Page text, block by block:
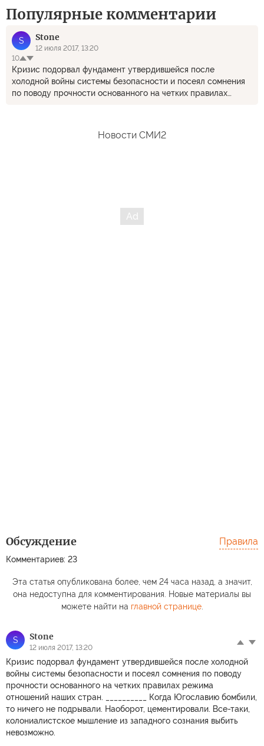
Популярные комментарии
S Stоne
12 июля 2017, 13:20
10
Кризис подорвал фундамент утвердившейся после
холодной войны системы безопасности и посеял сомнения
по поводу прочности основанного на четких правилах
западного сознания выбить невозможно.
Новости СМИ2
Обсуждение
Комментариев: 23
Правила
Эта статья опубликована более, чем 24 часа назад, а значит,
она недоступна для комментирования. Новые материалы вы
можете найти на главной странице.
S Stоne
12 июля 2017, 13:20
Кризис подорвал фундамент утвердившейся после холодной
войны системы безопасности и посеял сомнения по поводу
прочности основанного на четких правилах режима
отношений наших стран. __________ Когда Югославию бомбили,
то ничего не подрывали. Наоборот, цементировали. Все-таки,
колониалистское мышление из западного сознания выбить
невозможно.